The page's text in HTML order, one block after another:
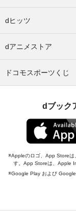
dヒッツ
dアニメストア
ドコモスポーツくじ
dブック
Appleのロゴ、App Storeは
す。App Storeは、Apple
Google Play および